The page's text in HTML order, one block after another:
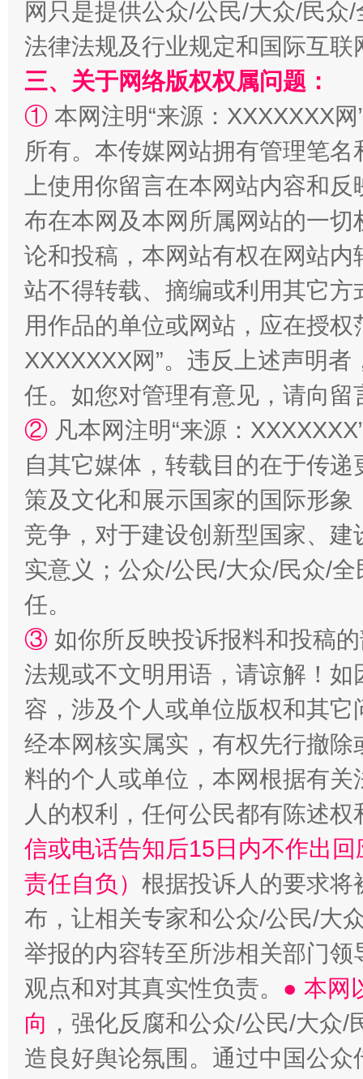
阿坝州三大球赛在茂县开幕
国家大学科技园优化重塑工作
扯下公款旅游的“隐身衣” 如何以
“蜀中异人”王建安的艺术幻境
网只是提供公众/公民/大众/民
法律法规及行业规定和国际互
三、关于网络版权权属问题：
① 本网注明“来源：XXXXXXX
所有。本传媒网站拥有管理笔
上使用你留言在本网站内容和
布在本网及本网所属网站的一
论和投稿，本网站有权在网站
站不得转载、摘编或利用其它
用作品的单位或网站，应在授
XXXXXXX网”。违反上述声明
任。如您对管理有意见，请向
② 凡本网注明“来源：
自其它媒体，转载目的在于传
策及文化和展示国家的国际形
竞争，对于建设创新型国家、
实意义；公众/公民/大众/民众/
任。
③ 如你所反映投诉报料和投稿
法规或不文明用语，请谅解！
容，涉及个人或单位版权和其它
经本网核实属实，有权先行撤
料的个人或单位，本网根据有
人的权利，任何公民都有陈述
信或电话告知后15日内不作出
责任自负） 根据投诉人的要求将
布，让相关专家和公众/公民/大
举报的内容转至所涉相关部门
观点和对其真实性负责。 ● 本网
向 ，强化反腐和公众/公民/大众
造良好舆论氛围。通过中国公